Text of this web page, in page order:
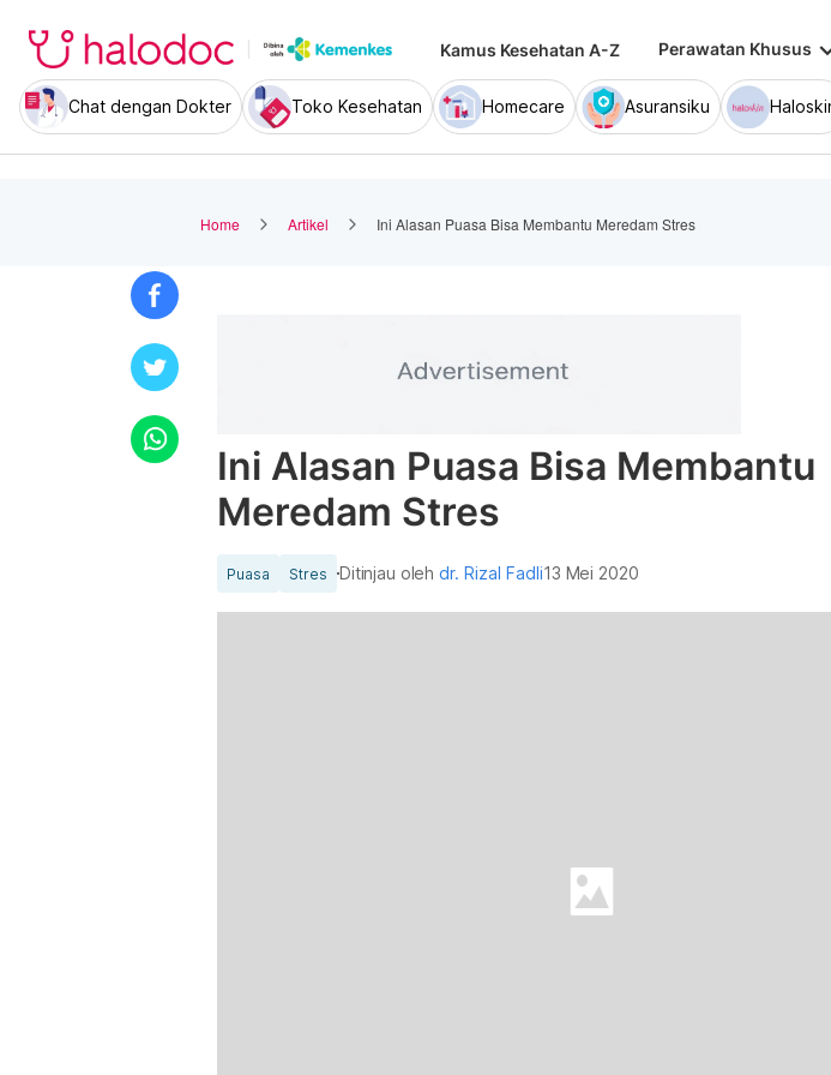
Kamus Kesehatan A-Z Perawatan Khusus
Chat dengan Dokter Toko Kesehatan Homecare Asuransiku
Home Artikel Ini Alasan Puasa Bisa Membantu Meredam Stres
Ini Alasan Puasa Bisa Membantu
Meredam Stres
Puasa Stres Ditinjau olehdr. Rizal Fadli13 Mei 2020